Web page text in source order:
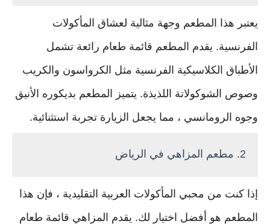
يعتبر هذا المطعم وجهة مثالية لعشاق المأكولات
الفرنسية. يقدم المطعم قائمة طعام رائعة تشمل
الأطباق الكلاسيكية الفرنسية مثل الكرواسون والكريب
وصوص الشوكولاتة اللذيذة. يتميز المطعم بديكوره الأنيق
وجوه الرومانسي ، مما يجعل الزيارة تجربة استثنائية.
2. مطعم المزاهي في الرياض
إذا كنت من محبي المأكولات العربية التقليدية ، فإن هذا
المطعم هو أفضل اختيار لك. يقدم المزاهي قائمة طعام